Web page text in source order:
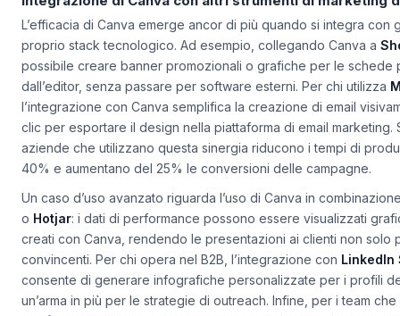
Integrazione di Canva con altri strumenti di marketing
L’efficacia di Canva emerge ancor di più quando si integra con
proprio stack tecnologico. Ad esempio, collegando Canva a
possibile creare banner promozionali o grafiche per le schede
dall’editor, senza passare per software esterni. Per chi utilizza
l’integrazione con Canva semplifica la creazione di email
clic per esportare il design nella piattaforma di email marketing.
aziende che utilizzano questa sinergia riducono i tempi di
40% e aumentano del 25% le conversioni delle campagne.
Un caso d’uso avanzato riguarda l’uso di Canva in
oHotjar: i dati di performance possono essere visualizzati
creati con Canva, rendendo le presentazioni ai clienti non solo
convincenti. Per chi opera nel B2B, l’integrazione con
consente di generare infografiche personalizzate per i profili